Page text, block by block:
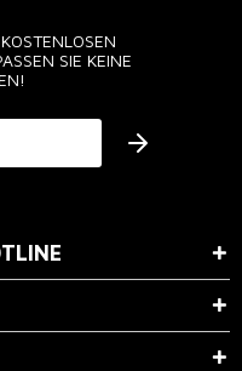
SIE KEINE